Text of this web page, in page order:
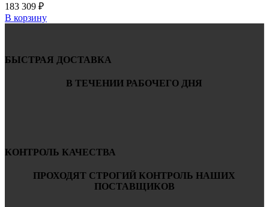
183 309 ₽
В корзину
БЫСТРАЯ ДОСТАВКА
В ТЕЧЕНИИ РАБОЧЕГО ДНЯ
КОНТРОЛЬ КАЧЕСТВА
ПРОХОДЯТ СТРОГИЙ КОНТРОЛЬ НАШИХ
ПОСТАВЩИКОВ